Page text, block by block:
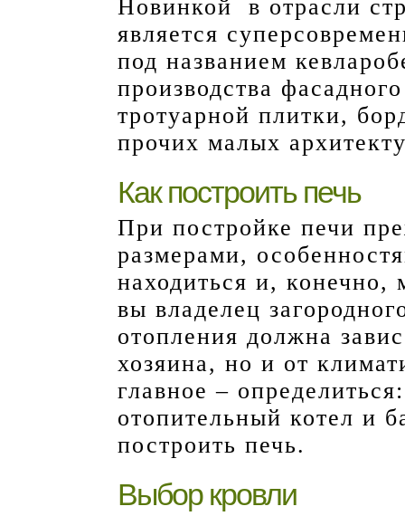
Новинкой в отрасли
является
под названием
производства
тротуарной плитки,
прочих малых
Как построить печь
При постройке печи
размерами,
находиться и,
вы владелец
отопления должна
хозяина, но и от
главное –
отопительный котел и
построить печь.
Выбор кровли